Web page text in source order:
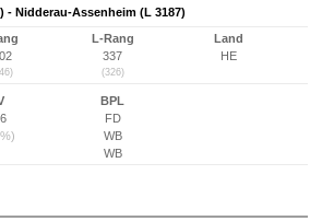
- Nidderau-Assenheim (L 3187)
L-Rang
337
(326)
Land
HE
BPL
FD
WB
WB